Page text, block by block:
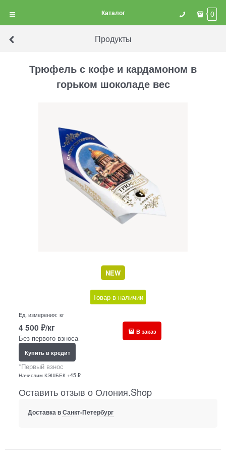
Каталог 0
Продукты
Трюфель с кофе и кардамоном в
горьком шоколаде вес
NEW
Товар в наличии
Ед. измерения: кг
4 500 ₽/кг
Без первого взноса
Купить в кредит
*Первый взнос
Начислим КЭШБЕК +45 ₽
В заказ
Оставить отзыв о Олония.Shop
Доставка вСанкт-Петербург